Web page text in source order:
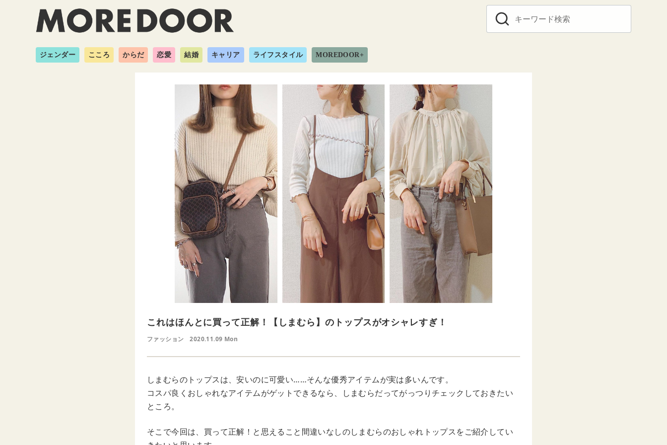
ジェンダー こころ からだ 恋愛 結婚 キャリア ライフスタイル MOREDOOR+
これはほんとに買って正解！【しまむら】のトップスがオシャレすぎ！
ファッション 2020.11.09 Mon
しまむらのトップスは、安いのに可愛い……そんな優秀アイテムが実は多いんです。
コスパ良くおしゃれなアイテムがゲットできるなら、しまむらだってがっつりチェックしておきたい
ところ。
そこで今回は、買って正解！と思えること間違いなしのしまむらのおしゃれトップスをご紹介してい